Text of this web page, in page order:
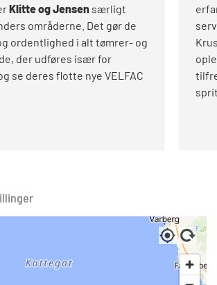
Klitte og Jensensærligt
områderne. Det gør de
ordentlighed i alt tømrer- og
der udføres især for
se deres flotte nye VELFAC